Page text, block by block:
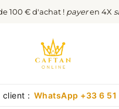
100 € d'achat ! payeren 4X
client : WhatsApp +33 6 51